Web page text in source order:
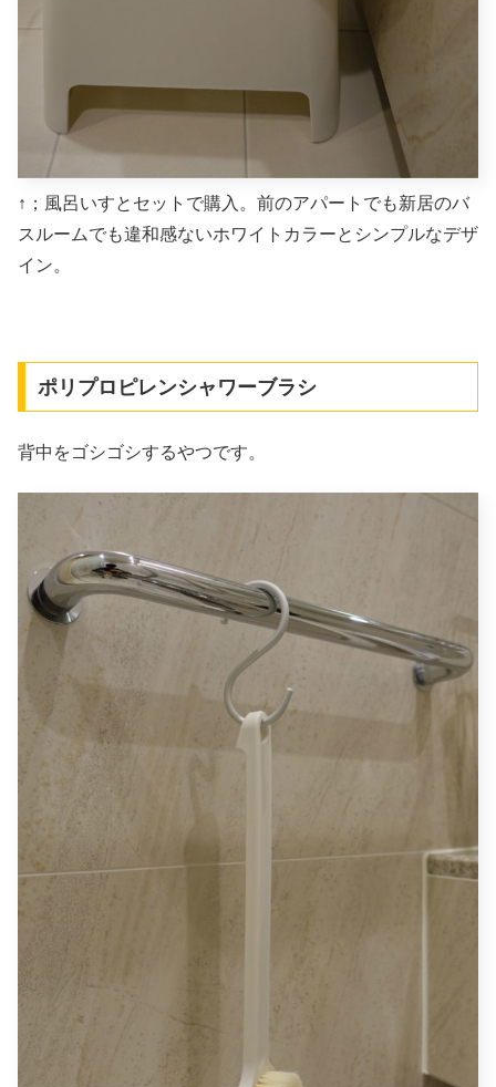
↑；風呂いすとセットで購入。前のアパートでも新居のバ
スルームでも違和感ないホワイトカラーとシンプルなデザ
イン。
ポリプロピレンシャワーブラシ
背中をゴシゴシするやつです。